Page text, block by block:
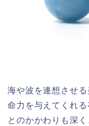
海や波を連想させ
命力を与えてくれ
とのかかわりも深